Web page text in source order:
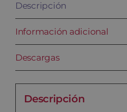
Descripción
Información adicional
Descargas
Descripción